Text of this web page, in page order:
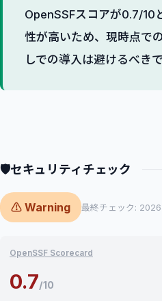
OpenSSFスコアが0.7/10
性が高いため、現時点で
しでの導入は避けるべき
🛡セキュリティチェック
⚠ Warning 最終チェック:
OpenSSF Scorecard
0.7/10